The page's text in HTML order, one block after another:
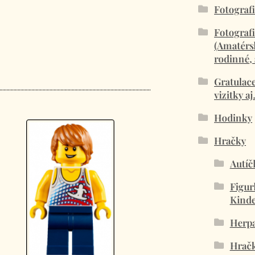
rodinné,
vizitky aj.
Hodinky
Hračky